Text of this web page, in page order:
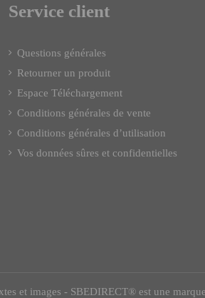
Service client
Questions générales
Retourner un produit
Espace Téléchargement
Conditions générales de vente
Conditions générales d’utilisation
Vos données sûres et confidentielles
et images - SBEDIRECT® est une